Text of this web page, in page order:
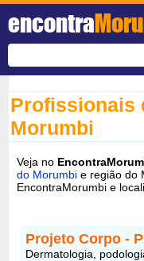
encontra
Profissionais
Morumbi
Veja no
do Morumbie região do
EncontraMorumbi e
Projeto Corpo -
Dermatologia,